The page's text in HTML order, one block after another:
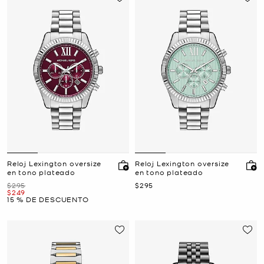
Reloj Lexington oversize
en tono plateado
Era
$295
Ahora
$249
15 % DE DESCUENTO
Reloj Lexington oversize
en tono plateado
Ahora
$295